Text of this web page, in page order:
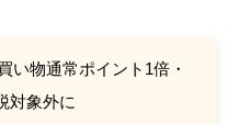
い物通常ポイント1倍・
対象外に